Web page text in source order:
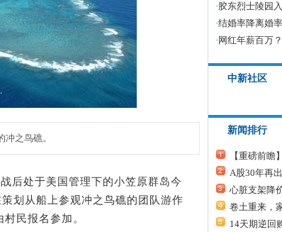
冲之鸟礁。
后处于美国管理下的小笠原群岛今
划从船上参观冲之鸟礁的团队游作
民报名参加。
·胶东烈士陵园
·结婚率降离婚
· 网红年薪百万
中新社区
新闻排行
【重磅前瞻
A股30年再
心脏支架降
卷土重来，
14天期逆回